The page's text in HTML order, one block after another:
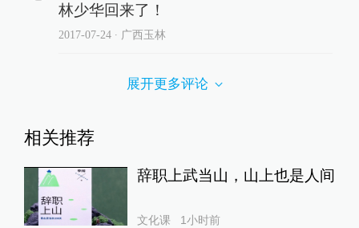
林少华回来了！
2017-07-24∙ 广西玉林
展开更多评论
相关推荐
辞职上武当山，山上也是人间
文化课 1小时前